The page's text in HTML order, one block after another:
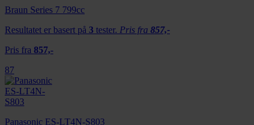
Braun Series 7 799cc
Resultatet er basert på 3 tester. Pris fra 857,-
Pris fra 857,-
87
Panasonic ES-LT4N-S803